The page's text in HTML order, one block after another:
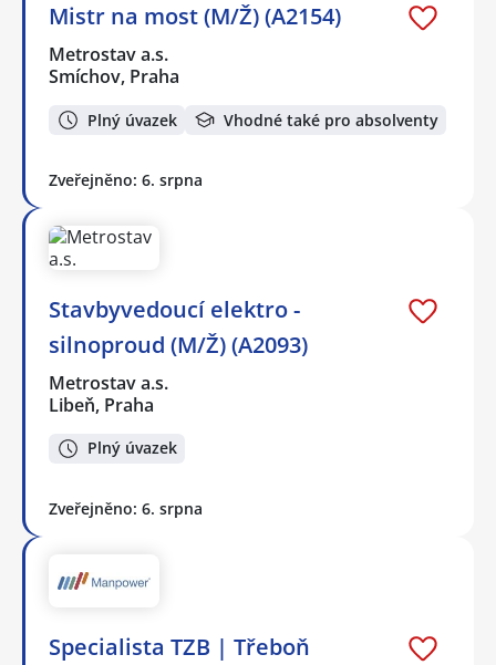
Mistr na most (M/Ž) (A2154)
Metrostav a.s.
Smíchov, Praha
Plný úvazek Vhodné také pro absolventy
Zveřejněno: 6. srpna
Stavbyvedoucí elektro -
silnoproud (M/Ž) (A2093)
Metrostav a.s.
Libeň, Praha
Plný úvazek
Zveřejněno: 6. srpna
Specialista TZB | Třeboň